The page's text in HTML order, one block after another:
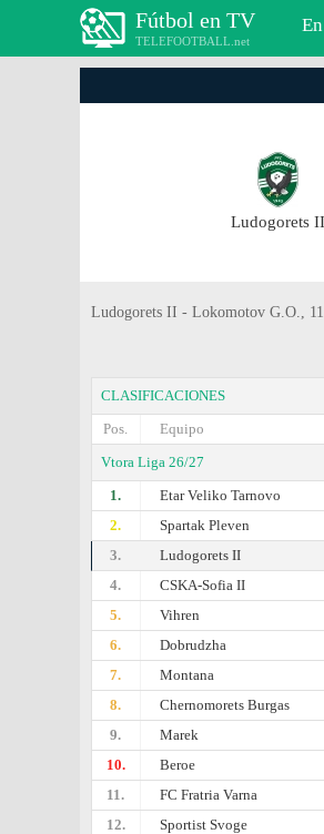
Fútbol en TV
TELEFOOTBALL.net
Ludogorets II
Ludogorets II - Lokomotov G.O.,
CLASIFICACIONES
Pos.
Equipo
Vtora Liga 26/27
1.
Etar Veliko Tarnovo
2.
Spartak Pleven
3.
Ludogorets II
4.
CSKA-Sofiа II
5.
Vihren
6.
Dobrudzha
7.
Montana
8.
Chernomorets Burgas
9.
Marek
10.
Beroe
11.
FC Fratria Varna
12.
Sportist Svoge